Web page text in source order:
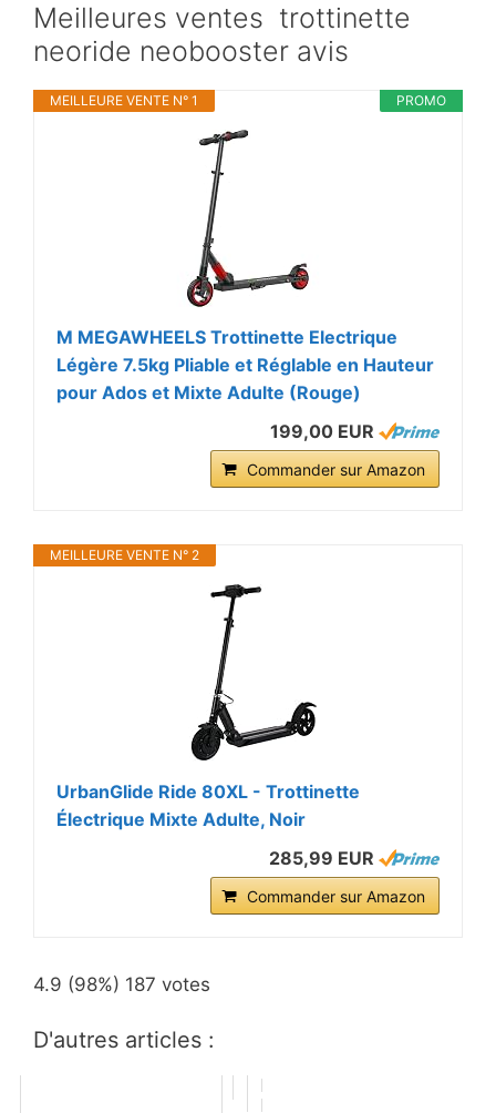
Meilleures ventes trottinette
neoride neobooster avis
PROMO
MEILLEURE VENTE N° 1
M MEGAWHEELS Trottinette Electrique
Légère 7.5kg Pliable et Réglable en Hauteur
pour Ados et Mixte Adulte (Rouge)
199,00 EUR
Commander sur Amazon
MEILLEURE VENTE N° 2
UrbanGlide Ride 80XL - Trottinette
Électrique Mixte Adulte, Noir
285,99 EUR
Commander sur Amazon
4.9 (98%) 187 votes
D'autres articles :